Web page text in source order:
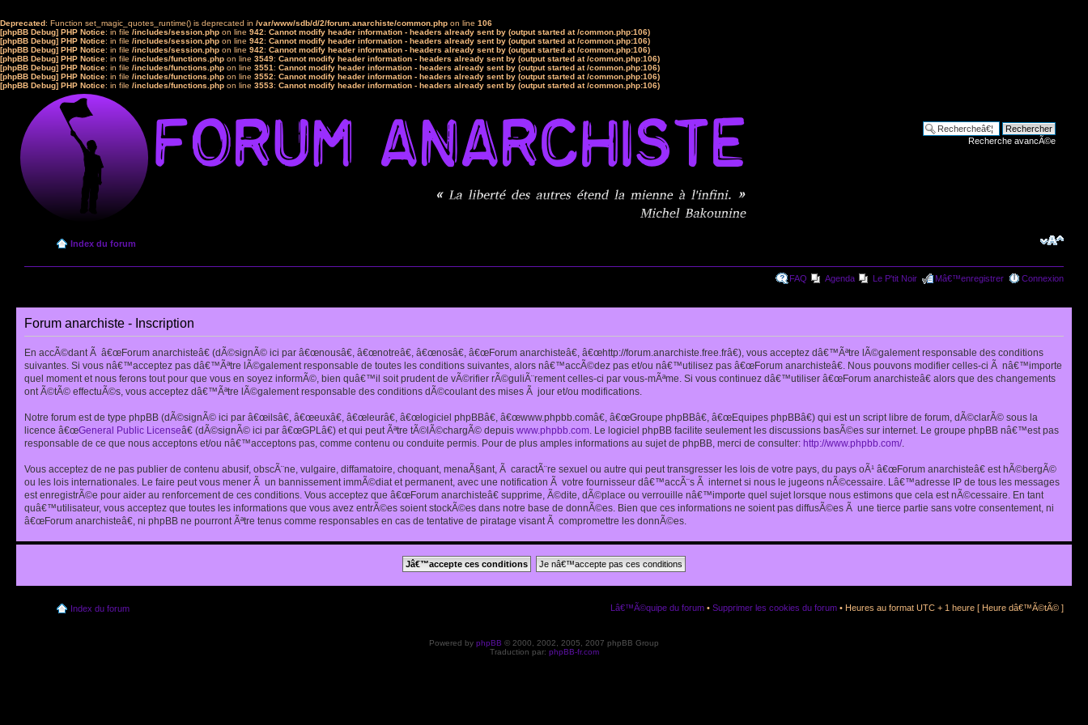
Deprecated: Function set_magic_quotes_runtime() is deprecated in /var/www/sdb/d/2/forum.anarchiste/common.php on line 106
[phpBB Debug] PHP Notice: in file /includes/session.php on line 942: Cannot modify header information - headers already sent by (output started at /common.php:106)
[phpBB Debug] PHP Notice: in file /includes/session.php on line 942: Cannot modify header information - headers already sent by (output started at /common.php:106)
[phpBB Debug] PHP Notice: in file /includes/session.php on line 942: Cannot modify header information - headers already sent by (output started at /common.php:106)
[phpBB Debug] PHP Notice: in file /includes/functions.php on line 3549: Cannot modify header information - headers already sent by (output started at /common.php:106)
[phpBB Debug] PHP Notice: in file /includes/functions.php on line 3551: Cannot modify header information - headers already sent by (output started at /common.php:106)
[phpBB Debug] PHP Notice: in file /includes/functions.php on line 3552: Cannot modify header information - headers already sent by (output started at /common.php:106)
[phpBB Debug] PHP Notice: in file /includes/functions.php on line 3553: Cannot modify header information - headers already sent by (output started at /common.php:106)
Recherche avancÃ©e
Index du forum
FAQ Agenda Le P'tit Noir Mâ€™enregistrer Connexion
Forum anarchiste - Inscription
En accÃ©dant Ã â€œForum anarchisteâ€ (dÃ©signÃ© ici par â€œnousâ€, â€œnotreâ€, â€œnosâ€, â€œForum anarchisteâ€, â€œhttp://forum.anarchiste.free.frâ€), vous acceptez dâ€™Ãªtre lÃ©galement responsable des conditions
suivantes. Si vous nâ€™acceptez pas dâ€™Ãªtre lÃ©galement responsable de toutes les conditions suivantes, alors nâ€™accÃ©dez pas et/ou nâ€™utilisez pas â€œForum anarchisteâ€. Nous pouvons modifier celles-ci Ã nâ€™importe
quel moment et nous ferons tout pour que vous en soyez informÃ©, bien quâ€™il soit prudent de vÃ©rifier rÃ©guliÃ¨rement celles-ci par vous-mÃªme. Si vous continuez dâ€™utiliser â€œForum anarchisteâ€ alors que des changements
ont Ã©tÃ© effectuÃ©s, vous acceptez dâ€™Ãªtre lÃ©galement responsable des conditions dÃ©coulant des mises Ã jour et/ou modifications.
Notre forum est de type phpBB (dÃ©signÃ© ici par â€œilsâ€, â€œeuxâ€, â€œleurâ€, â€œlogiciel phpBBâ€, â€œwww.phpbb.comâ€, â€œGroupe phpBBâ€, â€œEquipes phpBBâ€) qui est un script libre de forum, dÃ©clarÃ© sous la
licence â€œGeneral Public Licenseâ€ (dÃ©signÃ© ici par â€œGPLâ€) et qui peut Ãªtre tÃ©lÃ©chargÃ© depuis www.phpbb.com. Le logiciel phpBB facilite seulement les discussions basÃ©es sur internet. Le groupe phpBB nâ€™est pas
responsable de ce que nous acceptons et/ou nâ€™acceptons pas, comme contenu ou conduite permis. Pour de plus amples informations au sujet de phpBB, merci de consulter: http://www.phpbb.com/.
Vous acceptez de ne pas publier de contenu abusif, obscÃ¨ne, vulgaire, diffamatoire, choquant, menaÃ§ant, Ã caractÃ¨re sexuel ou autre qui peut transgresser les lois de votre pays, du pays oÃ¹ â€œForum anarchisteâ€ est hÃ©bergÃ©
ou les lois internationales. Le faire peut vous mener Ã un bannissement immÃ©diat et permanent, avec une notification Ã votre fournisseur dâ€™accÃ¨s Ã internet si nous le jugeons nÃ©cessaire. Lâ€™adresse IP de tous les messages
est enregistrÃ©e pour aider au renforcement de ces conditions. Vous acceptez que â€œForum anarchisteâ€ supprime, Ã©dite, dÃ©place ou verrouille nâ€™importe quel sujet lorsque nous estimons que cela est nÃ©cessaire. En tant
quâ€™utilisateur, vous acceptez que toutes les informations que vous avez entrÃ©es soient stockÃ©es dans notre base de donnÃ©es. Bien que ces informations ne soient pas diffusÃ©es Ã une tierce partie sans votre consentement, ni
â€œForum anarchisteâ€, ni phpBB ne pourront Ãªtre tenus comme responsables en cas de tentative de piratage visant Ã compromettre les donnÃ©es.
Index du forum Lâ€™Ã©quipe du forum • Supprimer les cookies du forum • Heures au format UTC + 1 heure [ Heure dâ€™Ã©tÃ© ]
Powered by phpBB © 2000, 2002, 2005, 2007 phpBB Group
Traduction par: phpBB-fr.com